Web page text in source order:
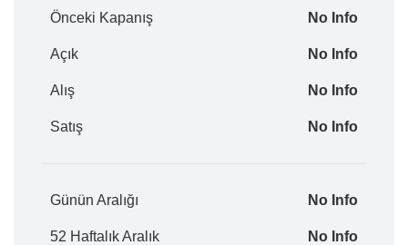
Önceki Kapanış No Info
Açık No Info
Alış No Info
Satış No Info
Günün Aralığı No Info
52 Haftalık Aralık No Info